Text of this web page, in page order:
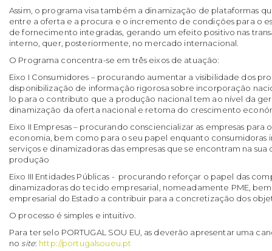
Assim, o programa visa também a dinamização de plataformas
entre a oferta e a procura e o incremento de condições para o
de fornecimento integradas, gerando um efeito positivo nas
interno, quer, posteriormente, no mercado internacional.
O Programa concentra-se em três eixos de atuação:
Eixo I Consumidores – procurando aumentar a visibilidade dos
disponibilização de informação rigorosa sobre incorporação
lo para o contributo que a produção nacional tem ao nível da
dinamização da oferta nacional e retoma do crescimento
Eixo II Empresas – procurando consciencializar as empresas para
economia, bem como para o seu papel enquanto consumidoras
serviços e dinamizadoras das empresas que se encontram na
produção
Eixo III Entidades Públicas - procurando reforçar o papel das
dinamizadoras do tecido empresarial, nomeadamente PME,
empresarial do Estado a contribuir para a concretização dos
O processo é simples e intuitivo.
Para ter selo PORTUGAL SOU EU , as deverão apresentar uma
no site: http://portugalsoueu.pt